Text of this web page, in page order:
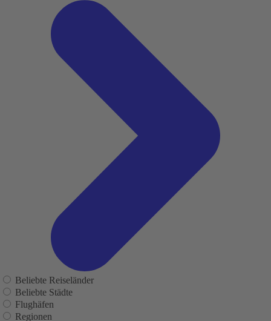
Beliebte Reiseländer
Beliebte Städte
Flughäfen
Regionen